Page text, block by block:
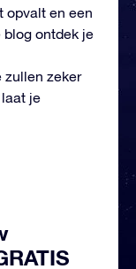
opvalt en een
blog ontdek je
zullen zeker
je